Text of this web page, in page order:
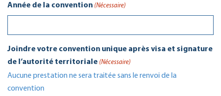
Année de la convention (Nécessaire)
Joindre votre convention unique après visa et signature
de l’autorité territoriale (Nécessaire)
Aucune prestation ne sera traitée sans le renvoi de la
convention